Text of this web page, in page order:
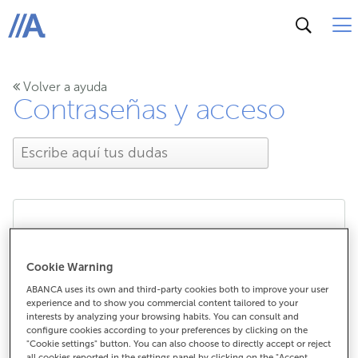
ABANCA
Volver a ayuda
Contraseñas y acceso
digital?
¿Cómo acceder al buzón digital?
Cookie Warning
ABANCA uses its own and third-party cookies both to improve your user
experience and to show you commercial content tailored to your
interests by analyzing your browsing habits. You can consult and
configure cookies according to your preferences by clicking on the
"Cookie settings" button. You can also choose to directly accept or reject